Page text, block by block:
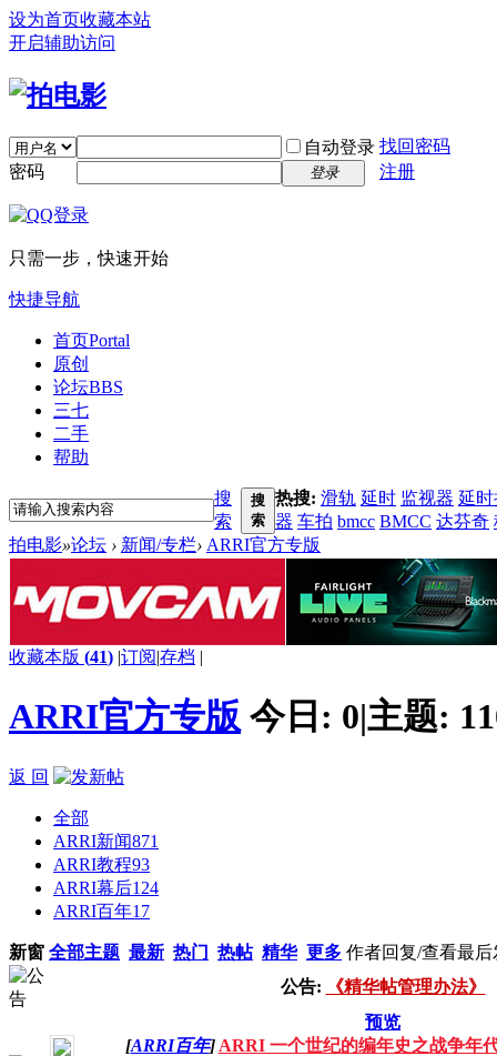
设为首页收藏本站
开启辅助访问
自动登录 找回密码
密码
登录 注册
只需一步，快速开始
快捷导航
首页Portal
原创
论坛BBS
三七
二手
帮助
搜
索
搜
索
热搜: 滑轨 延时 监视器 延
器 车拍 bmcc BMCC 达芬奇
拍电影»论坛 › 新闻/专栏› ARRI官方专版
收藏本版 (41) |订阅|存档 |
ARRI官方专版 今日: 0|主题:
返 回
全部
ARRI新闻871
ARRI教程93
ARRI幕后124
ARRI百年17
新窗 全部主题 最新 热门 热帖 精华 更多 作者回复/查看最后
公告:
《精华帖管理办法》
预览
[ARRI百年] ARRI 一个世纪的编年史之战争年